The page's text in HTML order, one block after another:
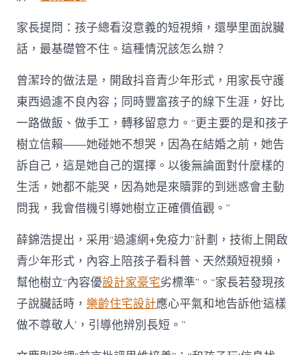
家長提問：孩子總看沒意義的短視頻，還學里面說臟
話，最基礎管不住。這種情況該怎么辦？
曾潔玲的做法是，開啟抖音青少年形式，用家長守護
東西過濾不良內容；同時豐富孩子的線下生涯，好比
一路做飯、做手工，轉移留意力。“更主要的是和孩子
樹立信賴——她碰她不想哭，因為在結婚之前，她告
訴自己，這是她自己的選擇。以後無論面對什麼樣的
生活，她都不能哭，因為她是來贖罪的到迷惑會主動
問我，我會借機引導她樹立正確價值觀。”
薛錦浩提出，采用“過濾網+免疫力”計劃，技術上開啟
青少年形式，內容上陪孩子看科普、天然類短視頻，
幫他樹立“內容優設計家豪宅劣標準”。“家長若發現孩
子說臟話時，樂齡住宅設計應心平氣和地告訴他‘這樣
做不尊敬人’，引導他辨別長短。”